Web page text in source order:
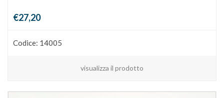
€27,20
Codice: 14005
visualizza il prodotto